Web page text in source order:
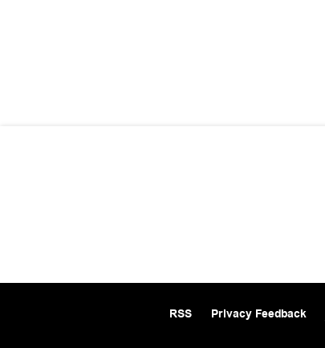
Privacy Feedback
RSS